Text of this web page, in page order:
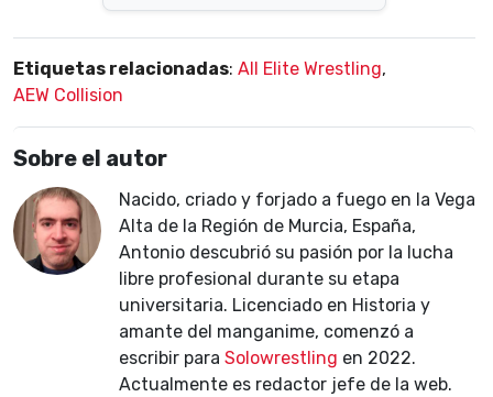
Etiquetas relacionadas: All Elite Wrestling,
AEW Collision
Sobre el autor
Nacido, criado y forjado a fuego en la Vega
Alta de la Región de Murcia, España,
Antonio descubrió su pasión por la lucha
libre profesional durante su etapa
universitaria. Licenciado en Historia y
amante del manganime, comenzó a
escribir para Solowrestling en 2022.
Actualmente es redactor jefe de la web.